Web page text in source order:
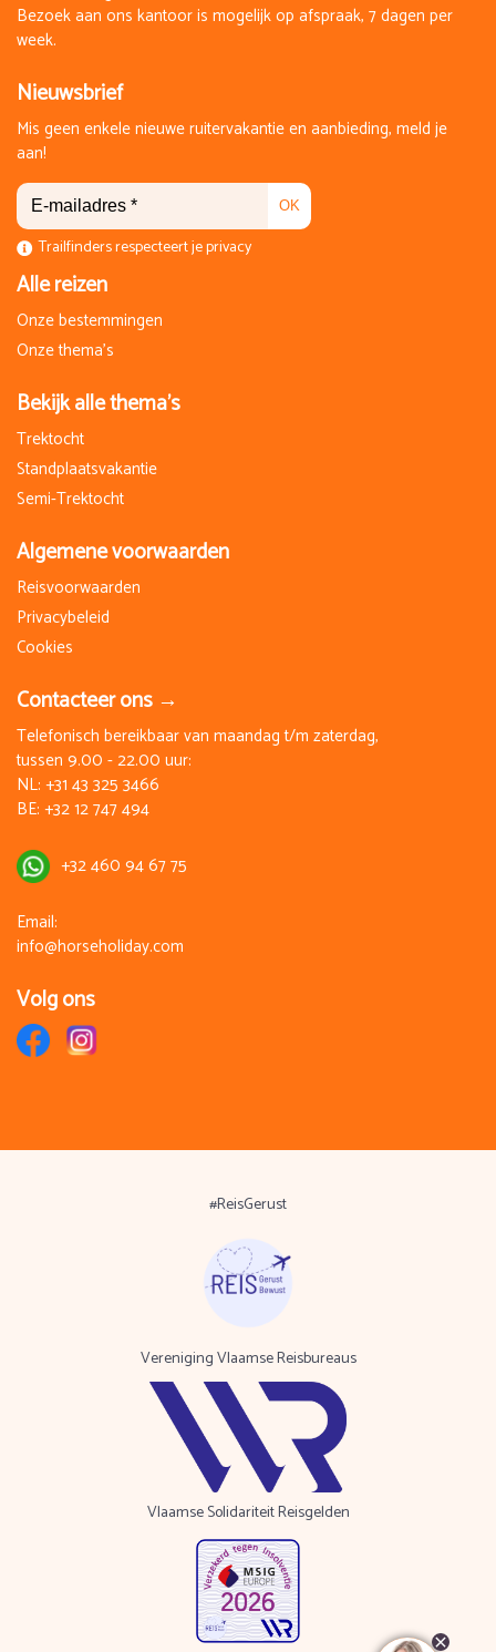
Bezoek aan ons kantoor is mogelijk op afspraak, 7 dagen per
week.
Nieuwsbrief
Mis geen enkele nieuwe ruitervakantie en aanbieding, meld je
aan!
OK
Trailfinders respecteert je privacy
Alle reizen
Onze bestemmingen
Onze thema's
Bekijk alle thema's
Trektocht
Standplaatsvakantie
Semi-Trektocht
Algemene voorwaarden
Reisvoorwaarden
Privacybeleid
Cookies
Contacteer ons →
Telefonisch bereikbaar van maandag t/m zaterdag,
tussen 9.00 - 22.00 uur:
NL: +31 43 325 3466
BE: +32 12 747 494
+32 460 94 67 75
Email:
info@horseholiday.com
Volg ons
#ReisGerust
Vereniging Vlaamse Reisbureaus
Vlaamse Solidariteit Reisgelden